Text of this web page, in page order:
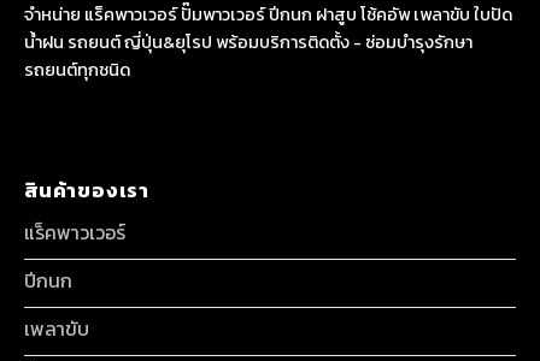
จำหน่าย แร็คพาวเวอร์ ปั๊มพาวเวอร์ ปีกนก ฝาสูบ โช้คอัพ เพลาขับ ใบปัด
น้ำฝน รถยนต์ ญี่ปุ่น&ยุโรป พร้อมบริการติดตั้ง - ซ่อมบำรุงรักษา
รถยนต์ทุกชนิด
สินค้าของเรา
แร็คพาวเวอร์
ปีกนก
เพลาขับ